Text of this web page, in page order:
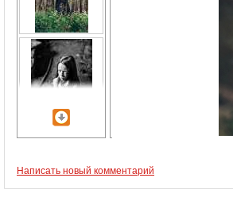
Написать новый комментарий